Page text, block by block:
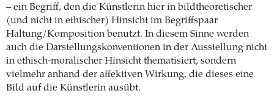
– ein Begriff, den die Künstlerin hier in bildtheoretischer
(und nicht in ethischer) Hinsicht im Begriffspaar
Haltung/Komposition benutzt. In diesem Sinne werden
auch die Darstellungskonventionen in der Ausstellung nicht
in ethisch-moralischer Hinsicht thematisiert, sondern
vielmehr anhand der affektiven Wirkung, die dieses eine
Bild auf die Künstlerin ausübt.